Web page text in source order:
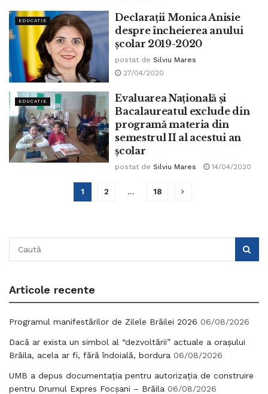
EDUCATIE
Declarații Monica Anisie
despre încheierea anului
școlar 2019-2020
postat de Silviu Mares
27/04/2020
EDUCATIE
Evaluarea Națională și
Bacalaureatul exclude din
programă materia din
semestrul II al acestui an
școlar
postat de Silviu Mares 14/04/2020
1 2 … 18
Articole recente
Programul manifestărilor de Zilele Brăilei 2026 06/08/2026
Dacă ar exista un simbol al “dezvoltării” actuale a orașului
Brăila, acela ar fi, fără îndoială, bordura 06/08/2026
UMB a depus documentația pentru autorizația de construire
pentru Drumul Expres Focșani – Brăila 06/08/2026